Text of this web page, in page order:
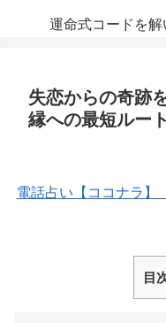
運命式コードを
失恋からの奇跡
縁への最短ルー
電話占い【ココナラ
目